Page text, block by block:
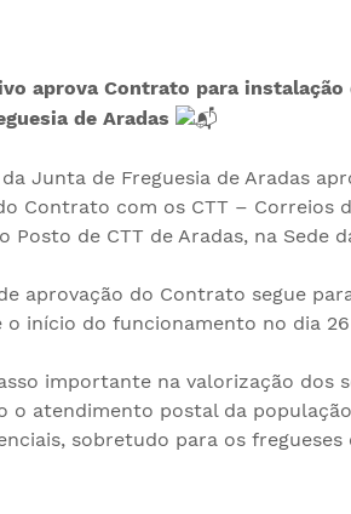
aprova Contrato para instalação
de Aradas
Junta de Freguesia de Aradas
Contrato com os CTT – Correios
Posto de CTT de Aradas, na Sede
aprovação do Contrato segue
o início do funcionamento no dia 26
importante na valorização dos
o atendimento postal da
sobretudo para os
de